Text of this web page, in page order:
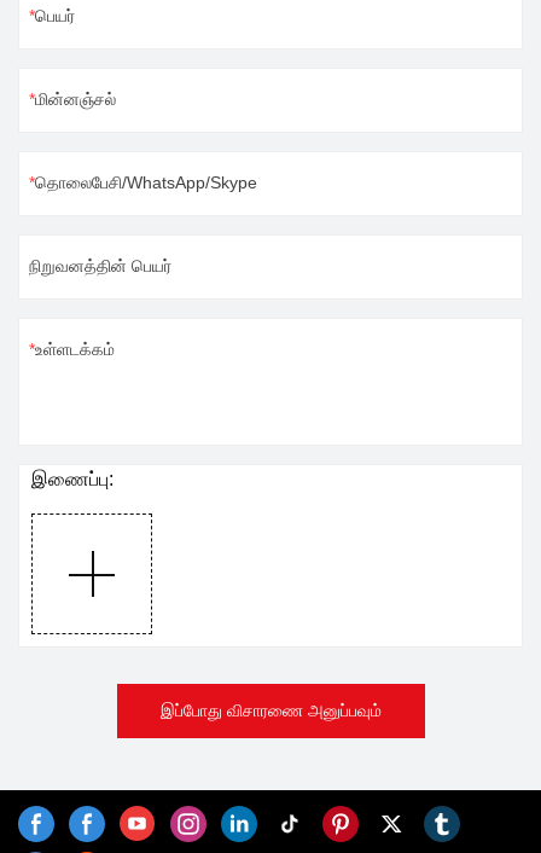
பெயர்
மின்னஞ்சல்
தொலைபேசி/WhatsApp/Skype
நிறுவனத்தின் பெயர்
உள்ளடக்கம்
இணைப்பு:
இப்போது விசாரணை அனுப்பவும்